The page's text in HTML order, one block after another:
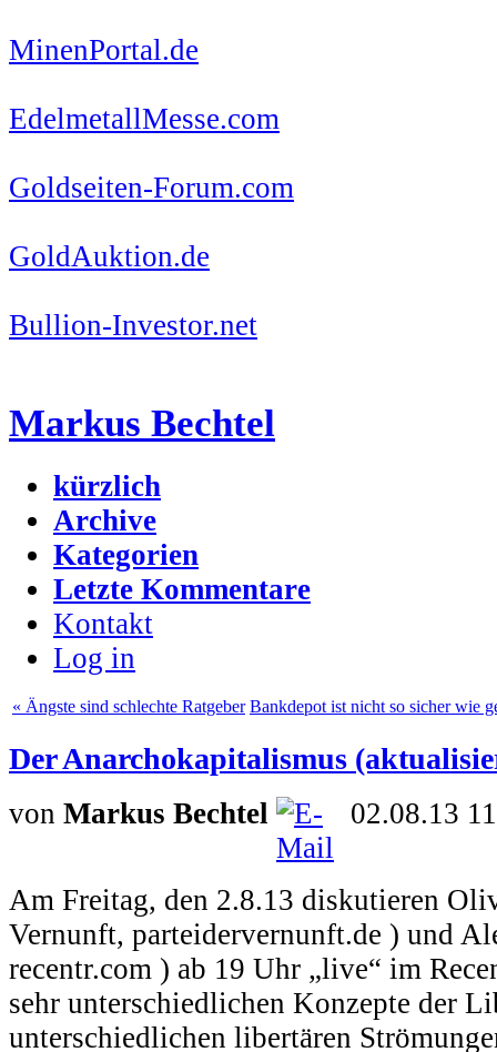
MinenPortal.de
EdelmetallMesse.com
Goldseiten-Forum.com
GoldAuktion.de
Bullion-Investor.net
Markus Bechtel
kürzlich
Archive
Kategorien
Letzte Kommentare
Kontakt
Log in
« Ängste sind schlechte Ratgeber Bankdepot ist nicht so sicher wie
Der Anarchokapitalismus
von Markus Bechtel 02.08.13
Am Freitag, den 2.8.13 diskutieren
Vernunft, parteidervernunft.de ) und
recentr.com ) ab 19 Uhr „live“ im
sehr unterschiedlichen Konzepte der
unterschiedlichen libertären